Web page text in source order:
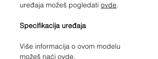
uređaja možeš pogledati ovde.
Specifikacija uređaja
Više informacija o ovom modelu
možeš naći ovde.